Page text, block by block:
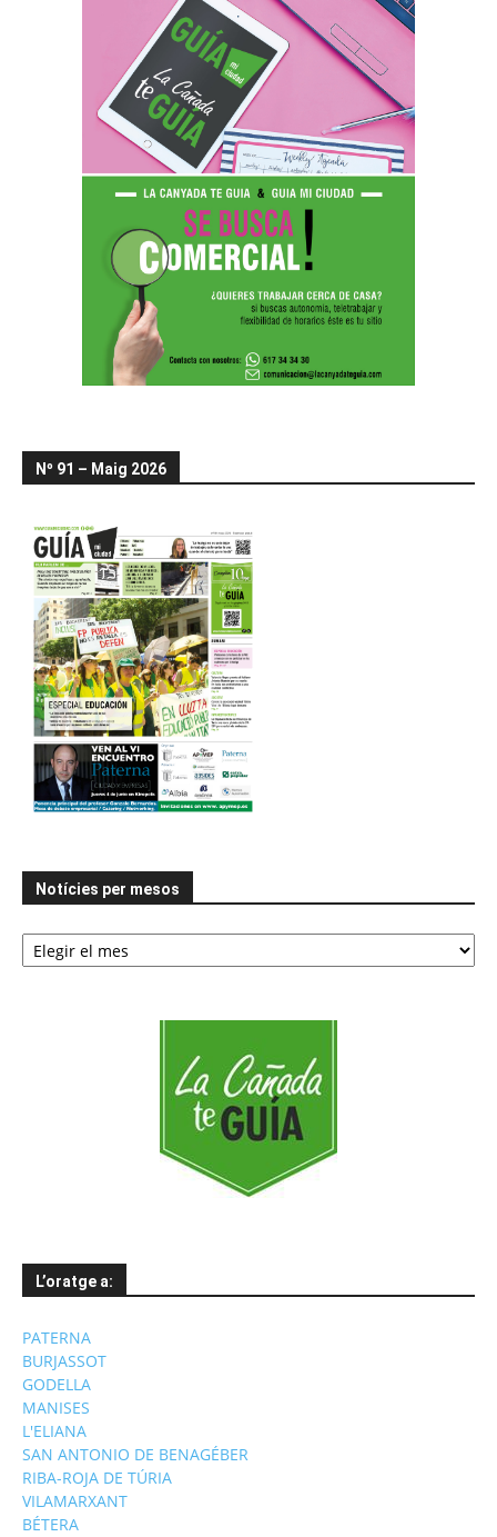
Nº 91 – Maig 2026
Notícies per mesos
Notícies
per
L’oratge a:
PATERNA
BURJASSOT
GODELLA
MANISES
L'ELIANA
SAN ANTONIO DE BENAGÉBER
RIBA-ROJA DE TÚRIA
VILAMARXANT
BÉTERA